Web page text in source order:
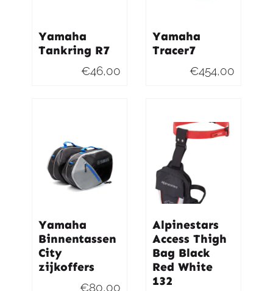
Yamaha
Tankring R7
€46,00
Yamaha
Tracer7
€454,00
Yamaha
Binnentassen
City
zijkoffers
€80,00
Alpinestars
Access Thigh
Bag Black
Red White
132